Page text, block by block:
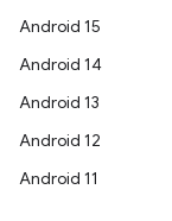
Android 15
Android 14
Android 13
Android 12
Android 11